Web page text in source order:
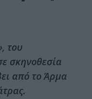
του
σκηνοθεσία
από το Άρμα